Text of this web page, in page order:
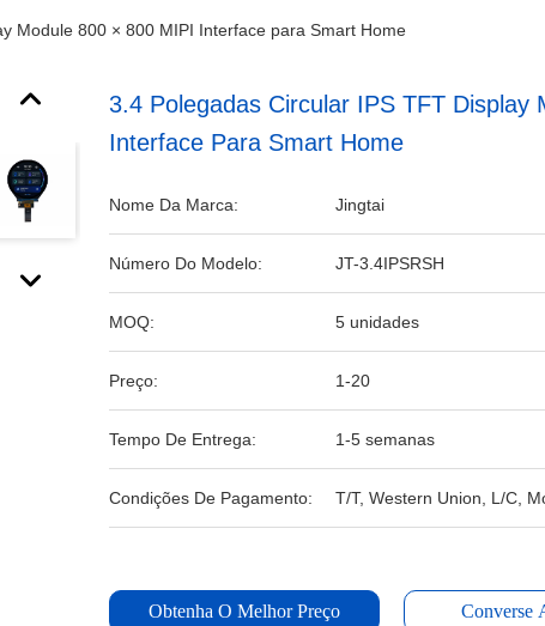
Module 800 × 800 MIPI Interface para Smart Home
3.4 Polegadas Circular IPS TFT Display
Interface Para Smart Home
Nome Da Marca: Jingtai
Número Do Modelo: JT-3.4IPSRSH
MOQ: 5 unidades
Preço: 1-20
Tempo De Entrega: 1-5 semanas
Condições De Pagamento: T/T, Western Union, L/C,
Obtenha O Melhor Preço Converse